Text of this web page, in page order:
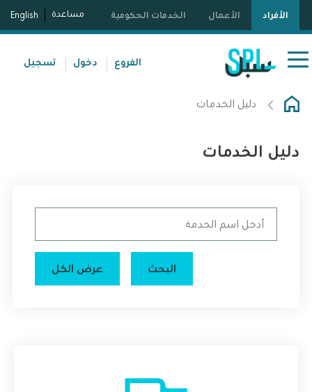
الأفراد الأعمال الخدمات الحكومية مساعدة English
الفروع دخول تسجيل
دليل الخدمات
دليل الخدمات
البحث عرض الكـل